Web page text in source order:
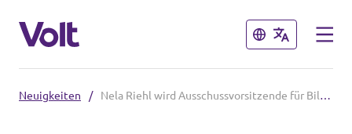
Schließen
Schließen
Neuigkeiten / Nela Riehl wird Ausschussvorsitzende für Bildung und Kultur und Damian Boeselager stellv. Ausschussvorsitzender für Wirtschaft und Währung